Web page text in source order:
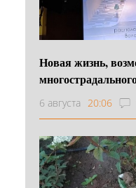
Новая жизнь,
6 августа 20:06